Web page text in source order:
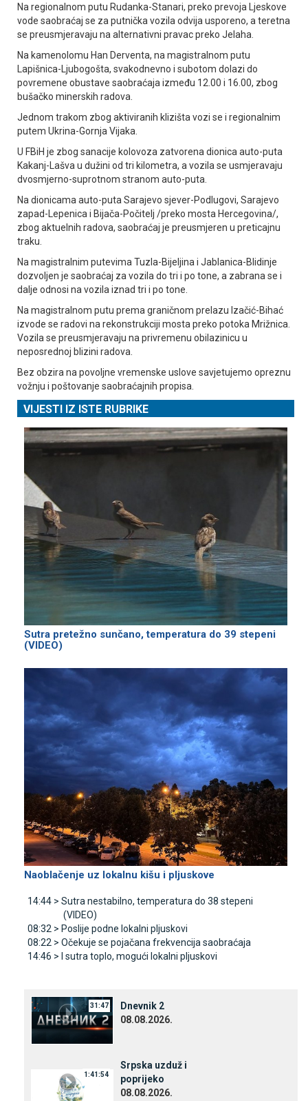
Na regionalnom putu Rudanka-Stanari, preko prevoja Ljeskove
vode saobraćaj se za putnička vozila odvija usporeno, a teretna
se preusmjeravaju na alternativni pravac preko Јelaha.
Na kamenolomu Han Derventa, na magistralnom putu
Lapišnica-Ljubogošta, svakodnevno i subotom dolazi do
povremene obustave saobraćaja između 12.00 i 16.00, zbog
bušačko minerskih radova.
Јednom trakom zbog aktiviranih klizišta vozi se i regionalnim
putem Ukrina-Gornja Vijaka.
U FBiH je zbog sanacije kolovoza zatvorena dionica auto-puta
Kakanj-Lašva u dužini od tri kilometra, a vozila se usmjeravaju
dvosmjerno-suprotnom stranom auto-puta.
Na dionicama auto-puta Sarajevo sjever-Podlugovi, Sarajevo
zapad-Lepenica i Bijača-Počitelj /preko mosta Hercegovina/,
zbog aktuelnih radova, saobraćaj je preusmjeren u preticajnu
traku.
Na magistralnim putevima Tuzla-Bijeljina i Јablanica-Blidinje
dozvoljen je saobraćaj za vozila do tri i po tone, a zabrana se i
dalje odnosi na vozila iznad tri i po tone.
Na magistralnom putu prema graničnom prelazu Izačić-Bihać
izvode se radovi na rekonstrukciji mosta preko potoka Mrižnica.
Vozila se preusmjeravaju na privremenu obilazinicu u
neposrednoj blizini radova.
Bez obzira na povoljne vremenske uslove savjetujemo opreznu
vožnju i poštovanje saobraćajnih propisa.
VIJESTI IZ ISTE RUBRIKE
Sutra pretežno sunčano, temperatura do 39 stepeni
(VIDEO)
Naoblačenje uz lokalnu kišu i pljuskove
14:44 > Sutra nestabilno, temperatura do 38 stepeni
(VIDEO)
08:32 > Poslije podne lokalni pljuskovi
08:22 > Očekuje se pojačana frekvencija saobraćaja
14:46 >
I sutra toplo, mogući lokalni pljuskovi
31:47
Dnevnik 2
08.08.2026.
1:41:54
Srpska uzduž i
poprijeko
08.08.2026.